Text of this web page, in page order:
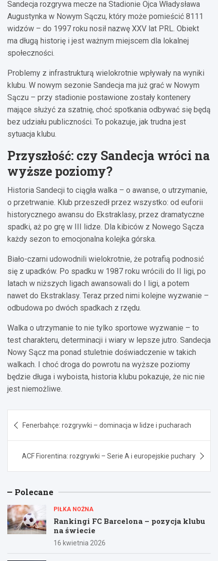
Sandecja rozgrywa mecze na Stadionie Ojca Władysława
Augustynka w Nowym Sączu, który może pomieścić 8111
widzów – do 1997 roku nosił nazwę XXV lat PRL. Obiekt
ma długą historię i jest ważnym miejscem dla lokalnej
społeczności.
Problemy z infrastrukturą wielokrotnie wpływały na wyniki
klubu. W nowym sezonie Sandecja ma już grać w Nowym
Sączu – przy stadionie postawione zostały kontenery
mające służyć za szatnię, choć spotkania odbywać się będą
bez udziału publiczności. To pokazuje, jak trudna jest
sytuacja klubu.
Przyszłość: czy Sandecja wróci na
wyższe poziomy?
Historia Sandecji to ciągła walka – o awanse, o utrzymanie,
o przetrwanie. Klub przeszedł przez wszystko: od euforii
historycznego awansu do Ekstraklasy, przez dramatyczne
spadki, aż po grę w III lidze. Dla kibiców z Nowego Sącza
każdy sezon to emocjonalna kolejka górska.
Biało-czarni udowodnili wielokrotnie, że potrafią podnosić
się z upadków. Po spadku w 1987 roku wrócili do II ligi, po
latach w niższych ligach awansowali do I ligi, a potem
nawet do Ekstraklasy. Teraz przed nimi kolejne wyzwanie –
odbudowa po dwóch spadkach z rzędu.
Walka o utrzymanie to nie tylko sportowe wyzwanie – to
test charakteru, determinacji i wiary w lepsze jutro. Sandecja
Nowy Sącz ma ponad stuletnie doświadczenie w takich
walkach. I choć droga do powrotu na wyższe poziomy
będzie długa i wyboista, historia klubu pokazuje, że nic nie
jest niemożliwe.
wpisu
Fenerbahçe: rozgrywki – dominacja w lidze i pucharach
ACF Fiorentina: rozgrywki – Serie A i europejskie puchary
Polecane
PIŁKA NOŻNA
Rankingi FC Barcelona – pozycja klubu
na świecie
16 kwietnia 2026